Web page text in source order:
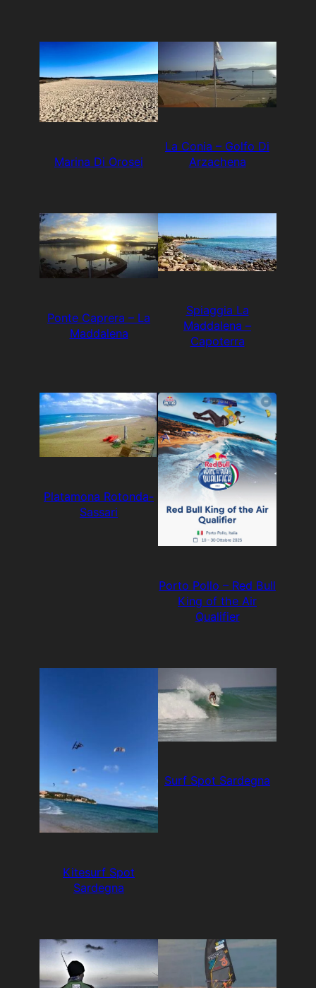
Marina Di Orosei
La Conia – Golfo Di
Arzachena
Ponte Caprera – La
Maddalena
Spiaggia La
Maddalena –
Capoterra
Platamona Rotonda-
Sassari
Porto Pollo – Red Bull
King of the Air
Qualifier
Kitesurf Spot
Sardegna
Surf Spot Sardegna